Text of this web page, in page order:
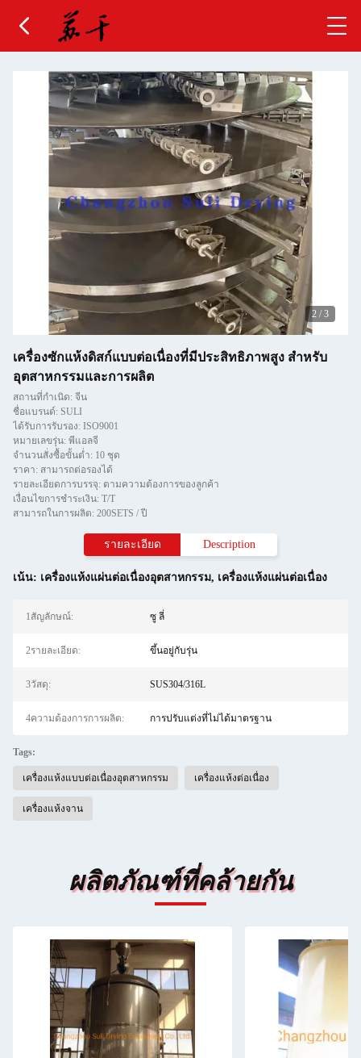
2 / 3
เครื่องซักแห้งดิสก์แบบต่อเนื่องที่มีประสิทธิภาพสูง สําหรับ
อุตสาหกรรมและการผลิต
สถานที่กำเนิด: จีน
ชื่อแบรนด์: SULI
ได้รับการรับรอง: ISO9001
หมายเลขรุ่น: พีแอลจี
จำนวนสั่งซื้อขั้นต่ำ: 10 ชุด
ราคา: สามารถต่อรองได้
รายละเอียดการบรรจุ: ตามความต้องการของลูกค้า
เงื่อนไขการชำระเงิน: T/T
สามารถในการผลิต: 200SETS / ปี
รายละเอียด Description
เน้น: เครื่องแห้งแผ่นต่อเนื่องอุตสาหกรรม, เครื่องแห้งแผ่นต่อเนื่อง
1สัญลักษณ์: ซู ลี่
2รายละเอียด: ขึ้นอยู่กับรุ่น
3วัสดุ: SUS304/316L
4ความต้องการการผลิต: การปรับแต่งที่ไม่ได้มาตรฐาน
Tags:
เครื่องแห้งแบบต่อเนื่องอุตสาหกรรม เครื่องแห้งต่อเนื่อง
เครื่องแห้งจาน
ผลิตภัณฑ์ที่คล้ายกัน